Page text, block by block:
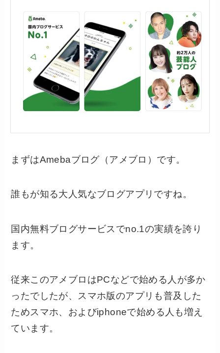
まずはAmebaブログ（アメブロ）です。
誰もが知る大人気なブログアプリですね。
国内無料ブログサービスでno.1の実績を誇り
ます。
従来このアメブロはPCなどで始める人が多か
ったでしたが、スマホ版のアプリも普及した
ためスマホ、およびiphoneで始める人も増え
ています。